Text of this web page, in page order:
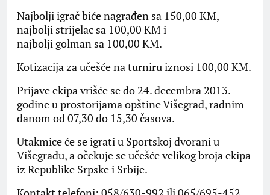
Najbolji igrač biće nagrađen sa 150,00 KM,
najbolji strijelac sa 100,00 KM i
najbolji golman sa 100,00 KM.
Kotizacija za učešće na turniru iznosi 100,00 KM.
Prijave ekipa vrišće se do 24. decembra 2013.
godine u prostorijama opštine Višegrad, radnim
danom od 07,30 do 15,30 časova.
Utakmice će se igrati u Sportskoj dvorani u
Višegradu, a očekuje se učešće velikog broja ekipa
iz Republike Srpske i Srbije.